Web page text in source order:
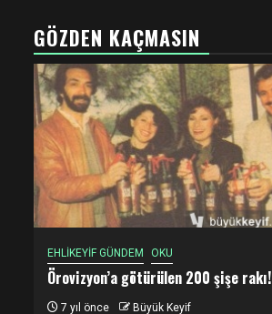
GÖZDEN KAÇMASIN
EHLİKEYİF GÜNDEM OKU
Örovizyon’a götürülen 200 şişe rakı!
7 yıl önce Büyük Keyif